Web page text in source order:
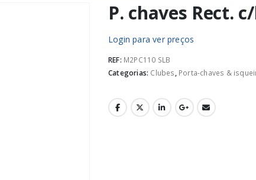
P. chaves Rect.
Login para ver preços
REF: M2PC110 SLB
Categorias: Clubes, Porta-chaves &